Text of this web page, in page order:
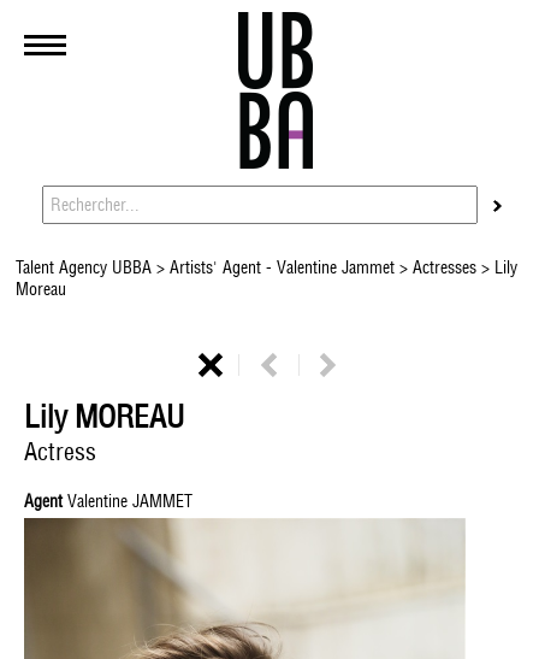
Talent Agency UBBA>Artists' Agent - Valentine Jammet > Actresses> Lily
Moreau
Lily MOREAU
Actress
AgentValentine JAMMET